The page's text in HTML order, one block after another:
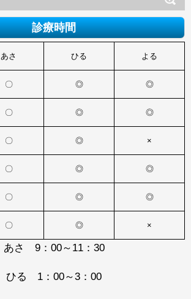
診療時間
あさ ひる よる
〇 ◎ ◎
〇 ◎ ◎
〇 ◎ ×
〇 ◎ ◎
〇 ◎ ◎
〇 ◎ ×
あさ 9：00～11：30
ひる 1：00～3：00